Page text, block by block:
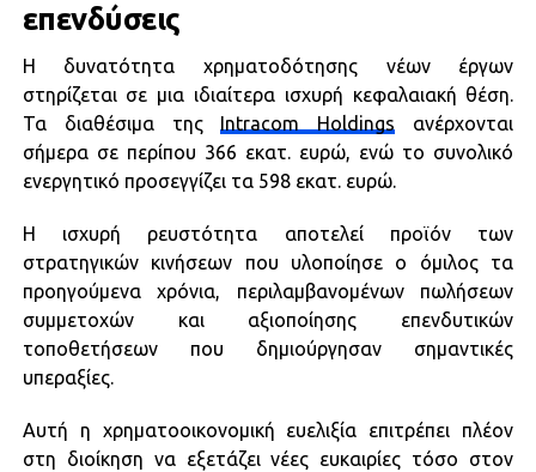
επενδύσεις
Η δυνατότητα χρηματοδότησης νέων έργων
στηρίζεται σε μια ιδιαίτερα ισχυρή κεφαλαιακή θέση.
Τα διαθέσιμα της Intracom Holdings ανέρχονται
σήμερα σε περίπου 366 εκατ. ευρώ, ενώ το συνολικό
ενεργητικό προσεγγίζει τα 598 εκατ. ευρώ.
Η ισχυρή ρευστότητα αποτελεί προϊόν των
στρατηγικών κινήσεων που υλοποίησε ο όμιλος τα
προηγούμενα χρόνια, περιλαμβανομένων πωλήσεων
συμμετοχών και αξιοποίησης επενδυτικών
τοποθετήσεων που δημιούργησαν σημαντικές
υπεραξίες.
Αυτή η χρηματοοικονομική ευελιξία επιτρέπει πλέον
στη διοίκηση να εξετάζει νέες ευκαιρίες τόσο στον